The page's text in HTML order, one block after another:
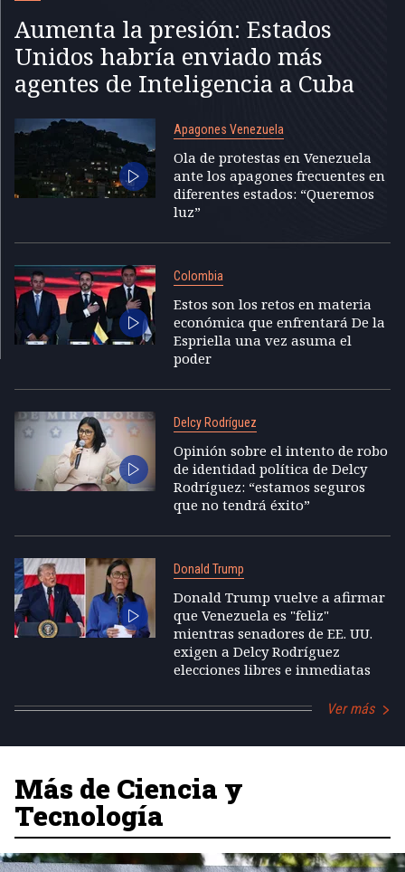
Aumenta la presión: Estados
Unidos habría enviado más
agentes de Inteligencia a Cuba
Apagones Venezuela
Ola de protestas en Venezuela
ante los apagones frecuentes en
diferentes estados: “Queremos
luz”
Colombia
Estos son los retos en materia
económica que enfrentará De la
Espriella una vez asuma el
poder
Delcy Rodríguez
Opinión sobre el intento de robo
de identidad política de Delcy
Rodríguez: “estamos seguros
que no tendrá éxito”
Donald Trump
Donald Trump vuelve a afirmar
que Venezuela es "feliz"
mientras senadores de EE. UU.
exigen a Delcy Rodríguez
elecciones libres e inmediatas
Ver más
Más de Ciencia y
Tecnología